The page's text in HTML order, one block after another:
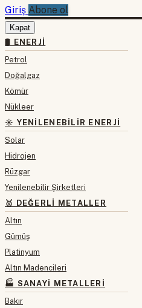
Giriş Abone ol
Kapat
🛢 ENERJI
Petrol
Doğalgaz
Kömür
Nükleer
☀️ YENILENEBILIR ENERJI
Solar
Hidrojen
Rüzgar
Yenilenebilir Şirketleri
🥇 DEĞERLI METALLER
Altın
Gümüş
Platinyum
Altın Madencileri
🏭 SANAYI METALLERI
Bakır